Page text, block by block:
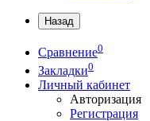
Назад
Сравнение0
Закладки0
Личный кабинет
Авторизация
Регистрация